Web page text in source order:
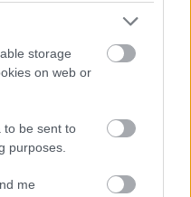
storage
on web or
to be sent to
purposes.
me